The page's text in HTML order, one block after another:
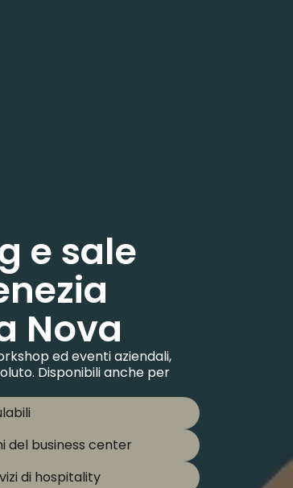
e sale
Nova
ed eventi aziendali,
Disponibili anche per
del business center
di hospitality